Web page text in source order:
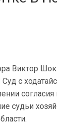
Виктор
с
судьи